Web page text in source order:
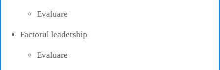
Evaluare
Factorul leadership
Evaluare